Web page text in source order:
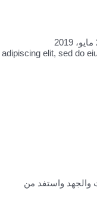
elit, sed do
والجهد واستفد من